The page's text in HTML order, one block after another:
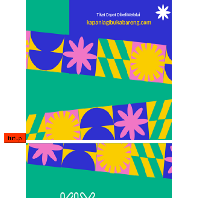
tutup